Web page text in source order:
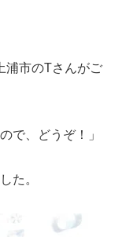
浦市のTさんがご
で、どうぞ！」
た。